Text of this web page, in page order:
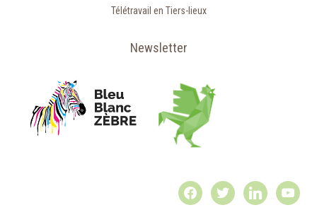
Télétravail en Tiers-lieux
Newsletter